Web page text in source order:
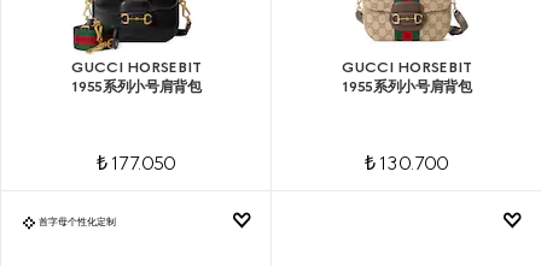
GUCCI HORSEBIT
1955系列小号肩背包
₺ 177.050
GUCCI HORSEBIT
1955系列小号肩背包
₺ 130.700
首字母个性化定制